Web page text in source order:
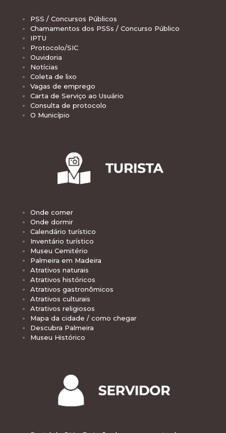
PSS / Concursos Públicos
Chamamentos dos PSSs / Concurso Público
IPTU
Protocolo/SIC
Ouvidoria
Notícias
Coleta de lixo
Vagas de emprego
Carta de Serviço ao Usuário
Consulta de protocolo
O Município
Onde comer
Onde dormir
Calendário turístico
Inventário turístico
Museu Cemitério
Palmeira em Madeira
Atrativos naturais
Atrativos históricos
Atrativos gastronômicos
Atrativos culturais
Atrativos religiosos
Mapa da cidade / como chegar
Descubra Palmeira
Museu Histórico